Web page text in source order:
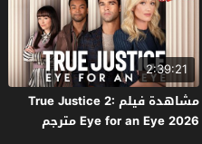
2:39:21
مشاهدة فيلم True Justice 2:
Eye for an Eye 2026 مترجم